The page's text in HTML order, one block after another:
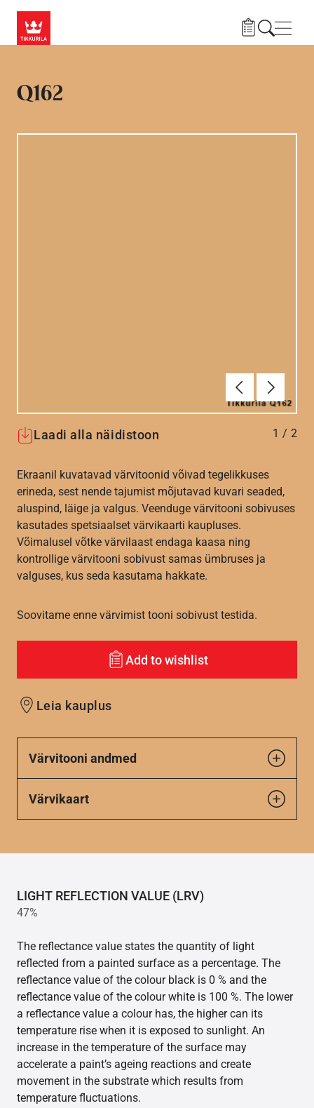
Q162
Eelmine
Laadi alla näidistoon 1 / 2
Ekraanil kuvatavad värvitoonid võivad tegelikkuses
erineda, sest nende tajumist mõjutavad kuvari seaded,
aluspind, läige ja valgus. Veenduge värvitooni sobivuses
kasutades spetsiaalset värvikaarti kaupluses.
Võimalusel võtke värvilaast endaga kaasa ning
kontrollige värvitooni sobivust samas ümbruses ja
valguses, kus seda kasutama hakkate.
Soovitame enne värvimist tooni sobivust testida.
Add to wishlist
Leia kauplus
Värvitooni andmed
Värvikaart
LIGHT REFLECTION VALUE (LRV)
47%
The reflectance value states the quantity of light
reflected from a painted surface as a percentage. The
reflectance value of the colour black is 0 % and the
reflectance value of the colour white is 100 %. The lower
a reflectance value a colour has, the higher can its
temperature rise when it is exposed to sunlight. An
increase in the temperature of the surface may
accelerate a paint’s ageing reactions and create
movement in the substrate which results from
temperature fluctuations.